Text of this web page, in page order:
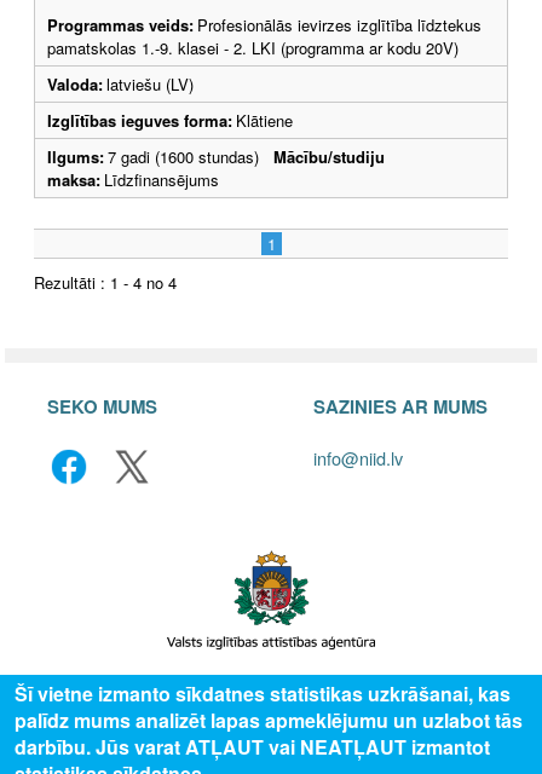
Programmas veids: Profesionālās ievirzes izglītība līdztekus
pamatskolas 1.-9. klasei - 2. LKI (programma ar kodu 20V)
Valoda:latviešu (LV)
Izglītības ieguves forma: Klātiene
Ilgums:7 gadi (1600 stundas) Mācību/studiju
maksa: Līdzfinansējums
1
Rezultāti : 1 - 4 no 4
SEKO MUMS SAZINIES AR MUMS
info@niid.lv
© 2025 Valsts izglītības attīstības aģentūra, publicētā satura visas tiesības
aizsargātas.
Šī vietne izmanto sīkdatnes statistikas uzkrāšanai, kas
palīdz mums analizēt lapas apmeklējumu un uzlabot tās
darbību. Jūs varat ATĻAUT vai NEATĻAUT izmantot